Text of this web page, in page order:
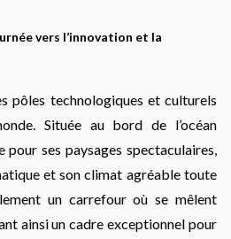
vers l’innovation et la
pôles technologiques et culturels
Située au bord de l’océan
pour ses paysages spectaculaires,
et son climat agréable toute
un carrefour où se mêlent
ainsi un cadre exceptionnel pour